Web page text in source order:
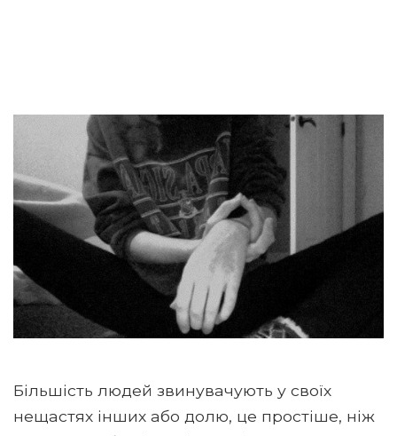
Більшість людей звинувачують у своїх
нещастях інших або долю, це простіше, ніж